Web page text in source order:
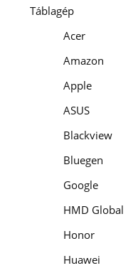
Táblagép
Acer
Amazon
Apple
ASUS
Blackview
Bluegen
Google
HMD Global
Honor
Huawei